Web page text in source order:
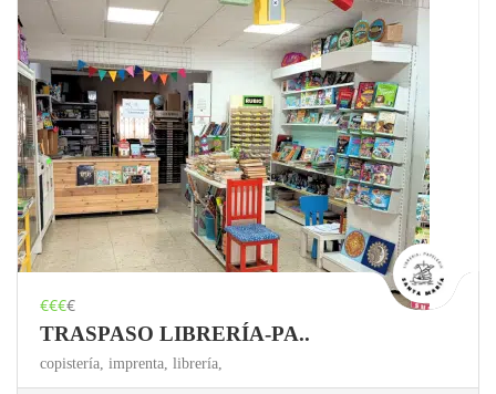
€€€€
TRASPASO LIBRERÍA-PA..
copistería, imprenta, librería,